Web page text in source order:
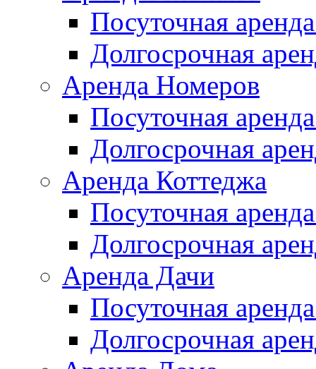
Посуточная
Долгосрочная
Аренда Номеров
Посуточная
Долгосрочная
Аренда Коттеджа
Посуточная
Долгосрочная
Аренда Дачи
Посуточная
Долгосрочная